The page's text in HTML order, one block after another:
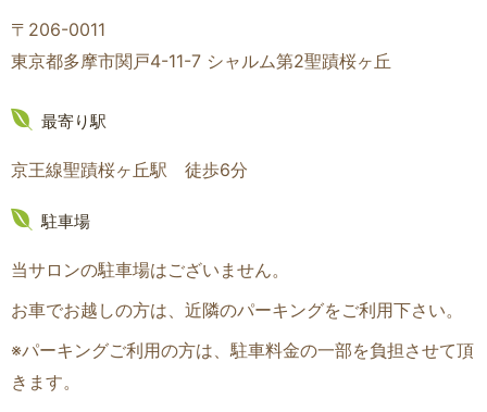
〒206-0011
東京都多摩市関戸4-11-7 シャルム第2聖蹟桜ヶ丘
最寄り駅
京王線聖蹟桜ヶ丘駅 徒歩6分
駐車場
当サロンの駐車場はございません。
お車でお越しの方は、近隣のパーキングをご利用下さい。
※パーキングご利用の方は、駐車料金の一部を負担させて頂
きます。